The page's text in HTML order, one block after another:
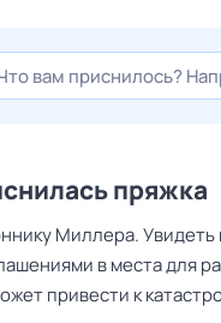
пряжка
Миллера. Увидеть
в места для
привести к